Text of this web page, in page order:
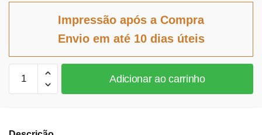
original
atual
Impressão após a Compra
Envio em até 10 dias úteis
Adicionar ao carrinho